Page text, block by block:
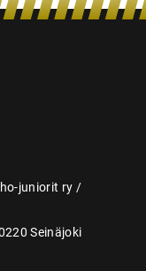
juniorit ry /
Seinäjoki